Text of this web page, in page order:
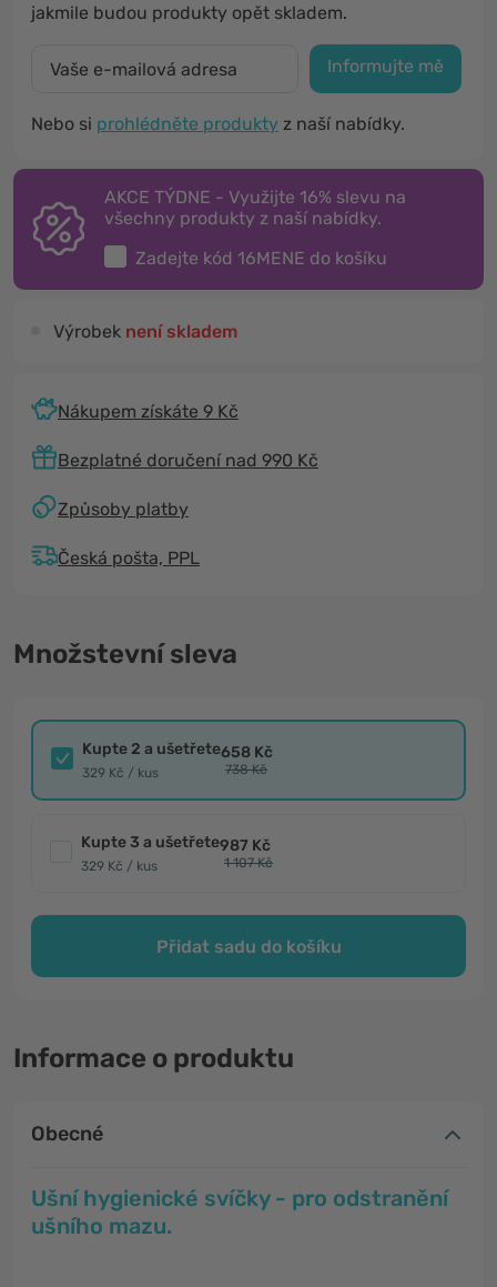
jakmile budou produkty opět skladem.
Informujte mě
Nebo si prohlédněte produkty z naší nabídky.
AKCE TÝDNE - Využijte 16% slevu na
všechny produkty z naší nabídky.
Zadejte kód 16MENE do košíku
Výrobek není skladem
Nákupem získáte 9 Kč
Bezplatné doručení nad 990 Kč
Způsoby platby
Česká pošta, PPL
Množstevní sleva
Kupte 2 a ušetřete
329 Kč / kus
658 Kč
738 Kč
Kupte 3 a ušetřete
329 Kč / kus
987 Kč
1 107 Kč
Přidat sadu do košíku
Informace o produktu
Obecné
Ušní hygienické svíčky - pro odstranění
ušního mazu.